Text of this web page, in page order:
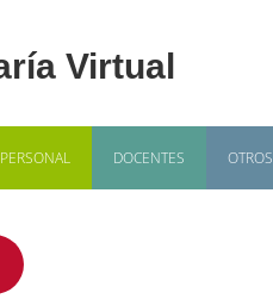
PERSONAL DOCENTES OTROS